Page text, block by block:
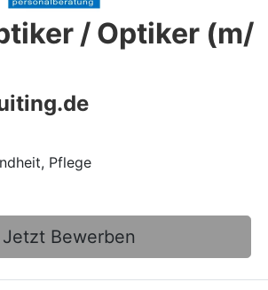
/ Optiker (m/
Pflege
Jetzt Bewerben